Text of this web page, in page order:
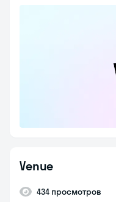
Venue
434 просмотров